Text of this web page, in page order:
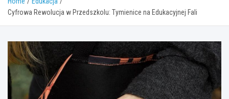
Cyfrowa Rewolucja w Przedszkolu: Tymienice na Edukacyjnej Fali